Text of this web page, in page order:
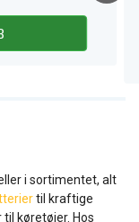
i sortimentet, alt
til kraftige
køretøjer. Hos